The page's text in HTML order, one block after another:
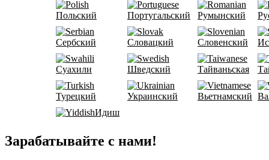
Польский Португальский Румынский
Сербский Словацкий Словенский
Суахили Шведский Тайваньская
Турецкий Украинский Вьетнамский
Идиш
Зарабатывайте с нами!